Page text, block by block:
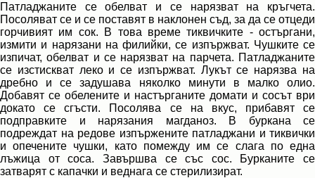
Патладжаните се обелват и се нарязват на кръгчета.
Посоляват се и се поставят в наклонен съд, за да се отцеди
горчивият им сок. В това време тиквичките - остъргани,
измити и нарязани на филийки, се изпържват. Чушките се
изпичат, обелват и се нарязват на парчета. Патладжаните
се изстискват леко и се изпържват. Лукът се нарязва на
дребно и се задушава няколко минути в малко олио.
Добавят се обелените и настърганите домати и сосът ври
докато се сгъсти. Посолява се на вкус, прибавят се
подправките и нарязания магданоз. В буркана се
подреждат на редове изпържените патладжани и тиквички
и опечените чушки, като помежду им се слага по една
лъжица от соса. Завършва се със сос. Бурканите се
затварят с капачки и веднага се стерилизират.